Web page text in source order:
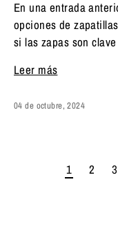
En una entrada
opciones de
si las zapas son
Leer más
04 de octubre, 2024
1 2 3